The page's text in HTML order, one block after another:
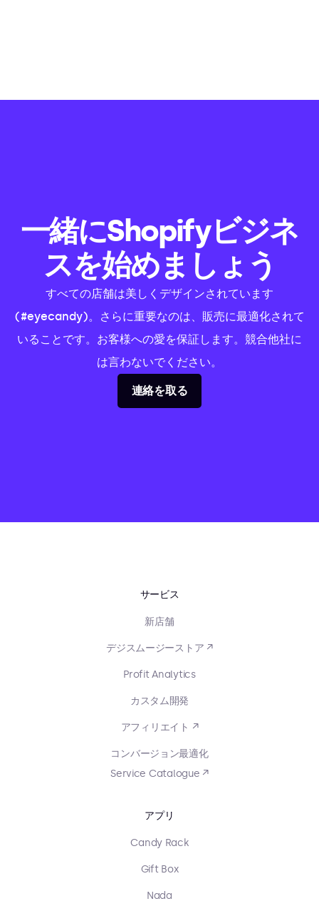
一緒にShopifyビジネ
スを始めましょう
すべての店舗は美しくデザインされています
(#eyecandy)。さらに重要なのは、販売に最適化されて
いることです。お客様への愛を保証します。競合他社に
は言わないでください。
連絡を取る
サービス
新店舗
デジスムージーストア ↗
Profit Analytics
カスタム開発
アフィリエイト ↗
コンバージョン最適化
Service Catalogue ↗
アプリ
Candy Rack
Gift Box
Nada